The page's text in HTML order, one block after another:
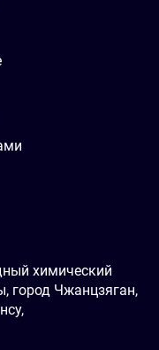
химический
город Чжанцзяган,